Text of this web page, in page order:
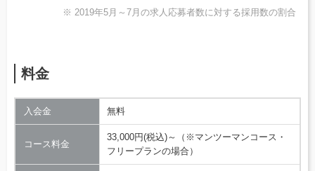
※ 2019年5月～7月の求人応募者数に対する採用数の割合
料金
入会金 無料
コース料金
33,000円(税込)～（※マンツーマンコース・
フリープランの場合）